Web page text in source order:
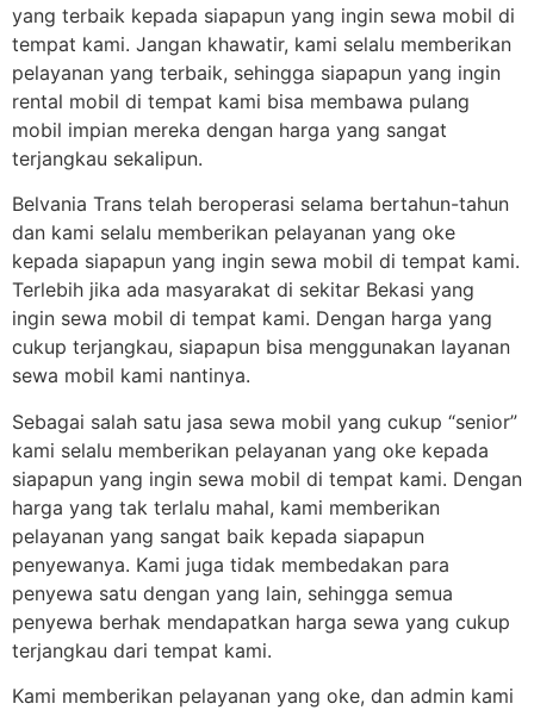
yang terbaik kepada siapapun yang ingin sewa mobil di
tempat kami. Jangan khawatir, kami selalu memberikan
pelayanan yang terbaik, sehingga siapapun yang ingin
rental mobil di tempat kami bisa membawa pulang
mobil impian mereka dengan harga yang sangat
terjangkau sekalipun.
Belvania Trans telah beroperasi selama bertahun-tahun
dan kami selalu memberikan pelayanan yang oke
kepada siapapun yang ingin sewa mobil di tempat kami.
Terlebih jika ada masyarakat di sekitar Bekasi yang
ingin sewa mobil di tempat kami. Dengan harga yang
cukup terjangkau, siapapun bisa menggunakan layanan
sewa mobil kami nantinya.
Sebagai salah satu jasa sewa mobil yang cukup “senior”
kami selalu memberikan pelayanan yang oke kepada
siapapun yang ingin sewa mobil di tempat kami. Dengan
harga yang tak terlalu mahal, kami memberikan
pelayanan yang sangat baik kepada siapapun
penyewanya. Kami juga tidak membedakan para
penyewa satu dengan yang lain, sehingga semua
penyewa berhak mendapatkan harga sewa yang cukup
terjangkau dari tempat kami.
Kami memberikan pelayanan yang oke, dan admin kami